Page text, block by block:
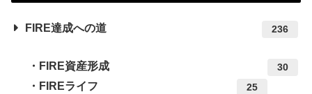
FIRE達成への道 236
FIRE資産形成 30
FIREライフ 25